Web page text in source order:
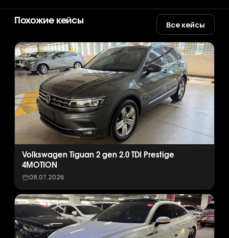
Похожие кейсы Все кейсы
Volkswagen Tiguan 2 gen 2.0 TDI Prestige
4MOTION
08.07.2026